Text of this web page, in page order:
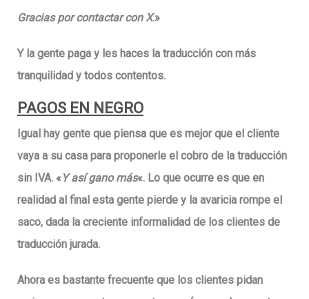
Gracias por contactar con X.»
Y la gente paga y les haces la traducción con más
tranquilidad y todos contentos.
PAGOS EN NEGRO
Igual hay gente que piensa que es mejor que el cliente
vaya a su casa para proponerle el cobro de la traducción
sin IVA. «Y así gano más«. Lo que ocurre es que en
realidad al final esta gente pierde y la avaricia rompe el
saco, dada la creciente informalidad de los clientes de
traducción jurada.
Ahora es bastante frecuente que los clientes pidan